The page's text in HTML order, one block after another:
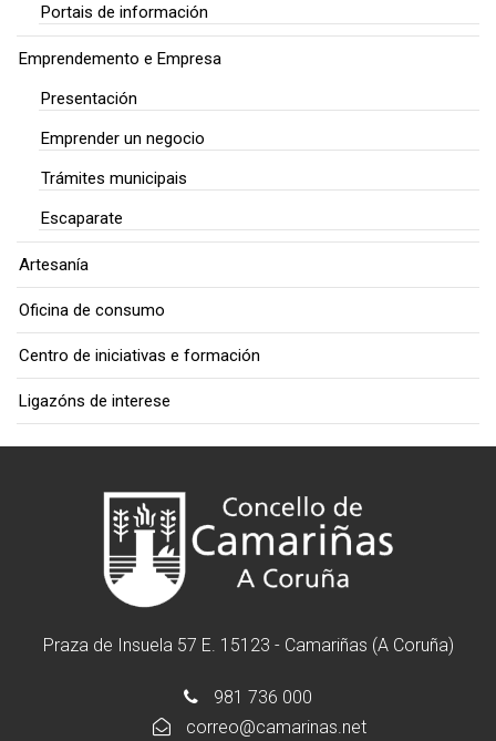
Portais de información
Emprendemento e Empresa
Presentación
Emprender un negocio
Trámites municipais
Escaparate
Artesanía
Oficina de consumo
Centro de iniciativas e formación
Ligazóns de interese
Praza de Insuela 57 E. 15123 - Camariñas (A Coruña)
981 736 000
correo@camarinas.net